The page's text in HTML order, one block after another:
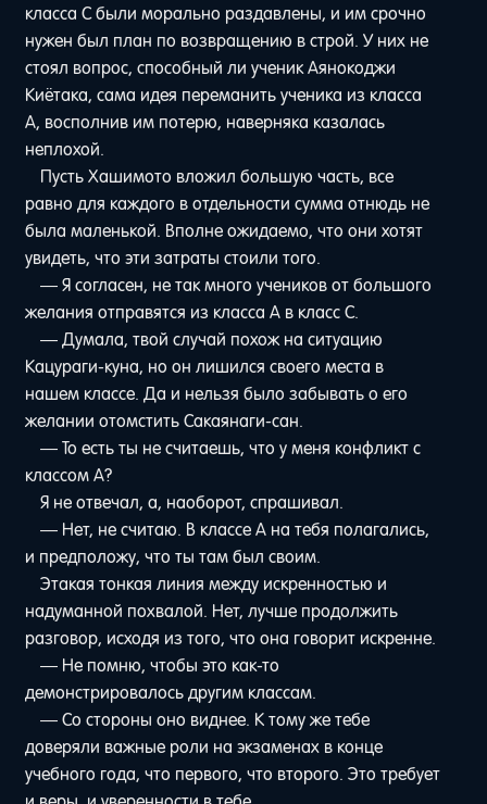
класса C были морально раздавлены, и им срочно
нужен был план по возвращению в строй. У них не
стоял вопрос, способный ли ученик Аянокоджи
Киётака, сама идея переманить ученика из класса
A, восполнив им потерю, наверняка казалась
неплохой.
Пусть Хашимото вложил большую часть, все
равно для каждого в отдельности сумма отнюдь не
была маленькой. Вполне ожидаемо, что они хотят
увидеть, что эти затраты стоили того.
— Я согласен, не так много учеников от большого
желания отправятся из класса A в класс C.
— Думала, твой случай похож на ситуацию
Кацураги-куна, но он лишился своего места в
нашем классе. Да и нельзя было забывать о его
желании отомстить Сакаянаги-сан.
— То есть ты не считаешь, что у меня конфликт с
классом A?
Я не отвечал, а, наоборот, спрашивал.
— Нет, не считаю. В классе A на тебя полагались,
и предположу, что ты там был своим.
Этакая тонкая линия между искренностью и
надуманной похвалой. Нет, лучше продолжить
разговор, исходя из того, что она говорит искренне.
— Не помню, чтобы это как-то
демонстрировалось другим классам.
— Со стороны оно виднее. К тому же тебе
доверяли важные роли на экзаменах в конце
учебного года, что первого, что второго. Это требует